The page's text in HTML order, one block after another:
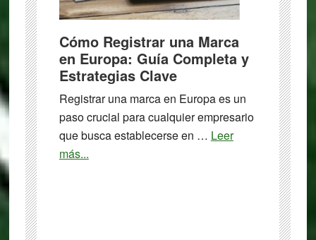
de
Excel
para
Windows
Cómo Registrar una Marca
en Europa: Guía Completa y
Estrategias Clave
Registrar una marca en Europa es un
paso crucial para cualquier empresario
que busca establecerse en … Leer
más...about